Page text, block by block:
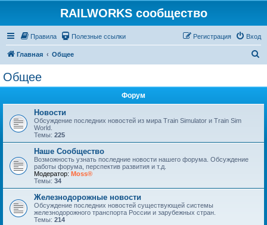
RAILWORKS сообщество
Правила Полезные ссылки Вход
Регистрация
Главная Общее
Общее
Форум
Новости
Обсуждение последних новостей из мира Train Simulator и Train Sim
World.
Темы: 225
Наше Сообщество
Возможность узнать последние новости нашего форума. Обсуждение
работы форума, перспектив развития и т.д.
Модератор: Moss®
Темы: 34
Железнодорожные новости
Обсуждение последних новостей существующей системы
железнодорожного транспорта России и зарубежных стран.
Темы: 214